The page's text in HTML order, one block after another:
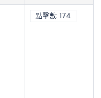
點擊數: 174